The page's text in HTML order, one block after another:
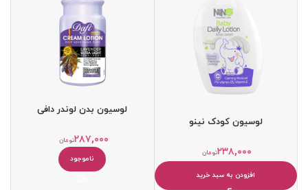
لوسیون کودک نینو
تومان۲۳۸,۰۰۰
افزودن به سبد خرید
لوسیون بدن لوندر دافی
تومان۲۸۷,۰۰۰
ناموجود